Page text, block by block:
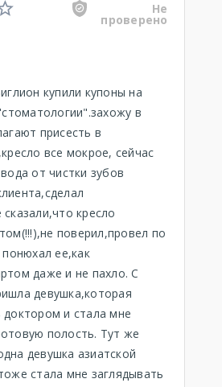
Не
проверено
купили купоны на
в
присесть в
все мокрое, сейчас
от чистки зубов
кресло
поверил,провел по
понюхал ее,как
даже и не пахло. С
девушка,которая
доктором и стала мне
полость. Тут же
девушка азиатской
стала мне заглядывать